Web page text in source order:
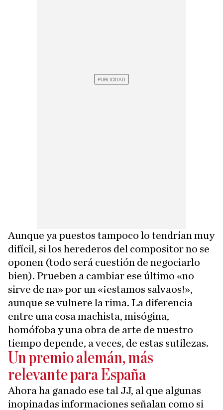
Aunque ya puestos tampoco lo tendrían muy
difícil, si los herederos del compositor no se
oponen (todo será cuestión de negociarlo
bien). Prueben a cambiar ese último «no
sirve de na» por un «¡estamos salvaos!»,
aunque se vulnere la rima. La diferencia
entre una cosa machista, misógina,
homófoba y una obra de arte de nuestro
tiempo depende, a veces, de estas sutilezas.
Un premio alemán, más
relevante para España
Ahora ha ganado ese tal JJ, al que algunas
inopinadas informaciones señalan como si